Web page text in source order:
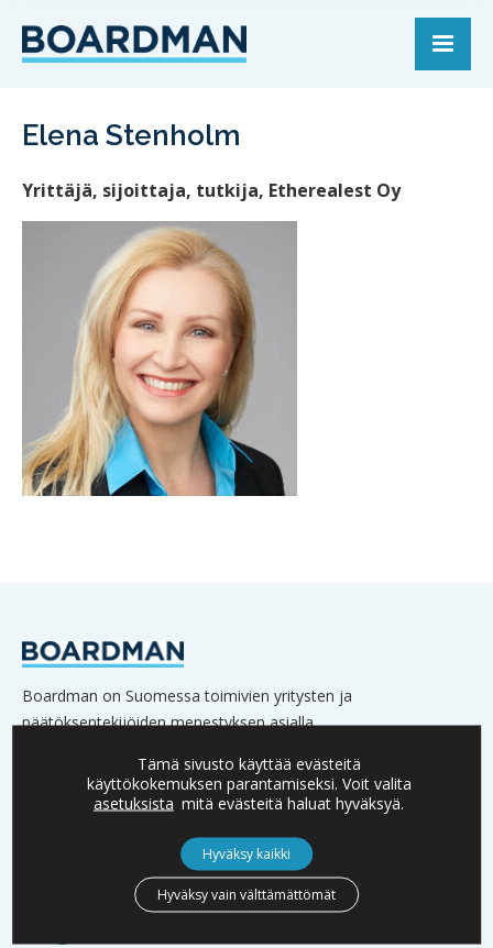
Elena Stenholm
Yrittäjä, sijoittaja, tutkija, Etherealest Oy
Boardman on Suomessa toimivien yritysten ja
päätöksentekijöiden menestyksen asialla.
hallitusten jäseniä sekä johtoa.
YHTEYSTIEDOT
Tämä sivusto käyttää evästeitä
käyttökokemuksen parantamiseksi. Voit valita
asetuksista mitä evästeitä haluat hyväksyä.
Hyväksy kaikki
Hyväksy vain välttämättömät